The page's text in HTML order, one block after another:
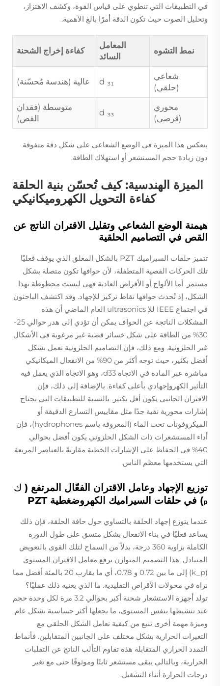
في التطبيقات التي تنطوي على قياس القوة، وكشف الاهتزاز،
وتحليل الصوت حيث تكون الدقة أمرًا بالغ الأهمية.
نمط التشوه
المعامل
السائد
كفاءة إخراج الشحنة
شعاعي
(حلقي)
d ₃₁ عالية (هندسة مُحسّنة)
محوري
(قرصي)
d ₃₃
متوسطة (فقدان
القص)
ينعكس هذا الميزة في الوضع الشعاعي على شكل دقة متفوقة
دون زيادة حجم المستشعر أو استهلاك الطاقة.
الميزة الهندسية: كيف تُحسّن بنية الحلقة
كفاءة التحويل الكهروميكانيكي
هيمنة الوضع الشعاعي وتقليل الاقتران الناتج عن
القص في التصاميم الحلقية
تتميز حلقات السيراميك PZT بالشكل المغلق الذي يوقف فعليًا
تلك الحركات القصية المتطفلة، لأن حوافها تكون متصلة بشكل
مستمر. أما الألواح أو الأقراص العادية فهي ليست محظوظة بهذا
الشكل، إذ تُحدث حوافها نقاط تركيز للإجهاد. وقد اكتشف الباحثون
في اجتماع IEEE للإ ultrasonics العام الماضي أن هذه
المشكلات الناتجة عن الحواف يمكن أن تؤدي إلى هدر حوالي 25-
30% من الطاقة على شكل خسائر قصية غير مرغوبة في الأشكال
غير الحلزونية. ومع ذلك، فإن التصاميم الحلزونية تعمل بشكل
أفضل بكثير، حيث توجه أكثر من 90% من الانفعال الميكانيكي
مباشرة عبر المادة في الاتجاه d33، وهو الاتجاه الذي يعمل فيه
التأثير الكهروإجهادي بأعلى كفاءة. بالإضافة إلى ذلك، فإن
الاقتران الجانبي يكون أقل بكثير. بالنسبة للتطبيقات التي تحتاج
إشارات محورية نقية جدًا مثل مقاييس التسارع الدقيقة أو
الميكروفونات تحت الماء (المعروفة باسم hydrophones)، فإن
أداء المستشعرات ذات الشكل الحلزوني يكون أفضل بحوالي
40% في الحفاظ على الإشارات الخطية مقارنةً بالعناصر المربعة
التي يستخدمها معظم الناس.
توزيع الإجهاد وعامل الاقتران الفعّال المرتفع ( ك
ₚ) في حلقات السيراميك الكهروضغطية PZT
عندما يتوزع إجهاد الحلقة بالتساوي حول حافة الحلقة، فإن ذلك
يساعد فعليًا في بناء الانفعال بشكل متسق على طول الدورة
الكاملة بزاوية 360 درجة، بدلاً من السماح لتلك القوى بالتعويض
المتبادل. هذا التصميم المتوازن يرفع معامل الاقتران المستوي
(k_p) إلى ما بين 0.72 و 0.78، أي ما يقارب 20 بالمئة أفضل مما
نراه في محولات الأقراص التقليدية. ما الذي يعنيه ذلك عمليًا؟
تولد أجهزة الاستشعار شحنة أكبر بحوالي 3.2 مرة لكل وحدة حجم
عند تنشيطها بنفس المستوى، ما يجعلها أكثر حساسية بشكل عام.
وميزة مهمة أخرى تنبع من كيفية تعامل الشكل الحلقي مع
التغيرات الحرارية بشكل مختلف على الجانبين المتقابلين. فأنماط
التمدد الحراري المتقابلة هذه تقاوم التألب الناتج عن التقلبات
الحرارية، وبالتالي يبقى مستشعر ثابتًا وموثوقًا حتى مع تغير
درجات الحرارة أثناء التشغيل.